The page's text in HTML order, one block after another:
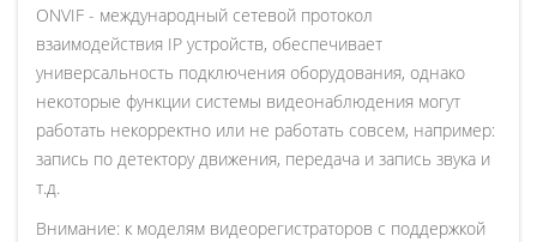
ONVIF - международный сетевой протокол
взаимодействия IP устройств, обеспечивает
универсальность подключения оборудования, однако
некоторые функции системы видеонаблюдения могут
работать некорректно или не работать совсем, например:
запись по детектору движения, передача и запись звука и
т.д.
Внимание: к моделям видеорегистраторов с поддержкой